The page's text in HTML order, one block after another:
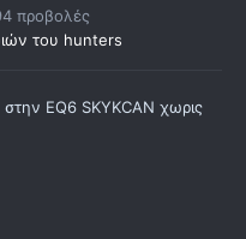
προβολές
του hunters
EQ6 SKYKCAN χωρις